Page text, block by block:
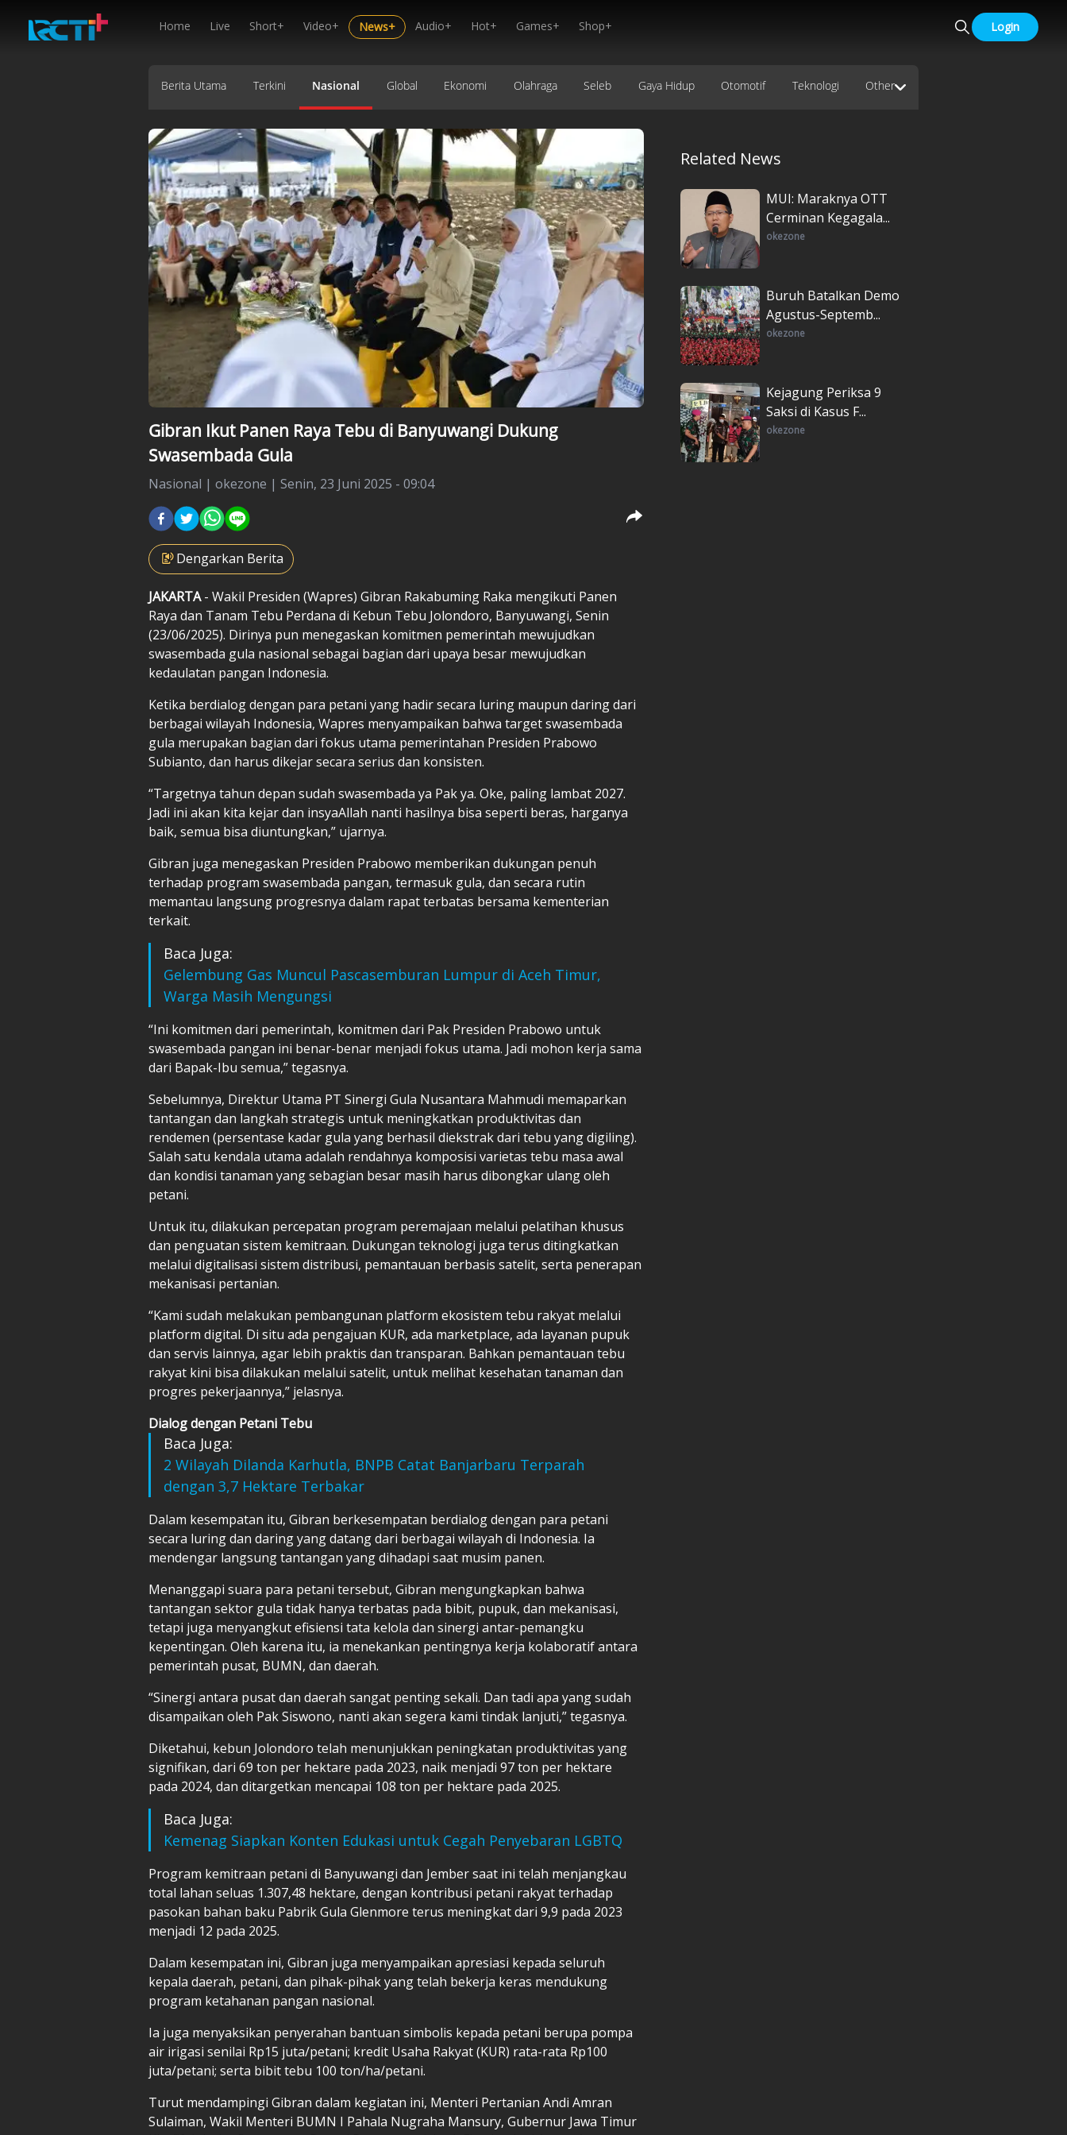
Home Live Short+ Video+ News+ Audio+ Hot+ Games+ Shop+ Login
Berita Utama Terkini Nasional Global Ekonomi Olahraga Seleb Gaya Hidup Otomotif Teknologi Other
Gibran Ikut Panen Raya Tebu di Banyuwangi Dukung
Swasembada Gula
Nasional | okezone | Senin, 23 Juni 2025 - 09:04
Dengarkan Berita
JAKARTA- Wakil Presiden (Wapres) Gibran Rakabuming Raka mengikuti Panen
Raya dan Tanam Tebu Perdana di Kebun Tebu Jolondoro, Banyuwangi, Senin
(23/06/2025). Dirinya pun menegaskan komitmen pemerintah mewujudkan
swasembada gula nasional sebagai bagian dari upaya besar mewujudkan
kedaulatan pangan Indonesia.
Ketika berdialog dengan para petani yang hadir secara luring maupun daring dari
berbagai wilayah Indonesia, Wapres menyampaikan bahwa target swasembada
gula merupakan bagian dari fokus utama pemerintahan Presiden Prabowo
Subianto, dan harus dikejar secara serius dan konsisten.
“Targetnya tahun depan sudah swasembada ya Pak ya. Oke, paling lambat 2027.
Jadi ini akan kita kejar dan insyaAllah nanti hasilnya bisa seperti beras, harganya
baik, semua bisa diuntungkan,” ujarnya.
Gibran juga menegaskan Presiden Prabowo memberikan dukungan penuh
terhadap program swasembada pangan, termasuk gula, dan secara rutin
memantau langsung progresnya dalam rapat terbatas bersama kementerian
terkait.
Baca Juga:
Gelembung Gas Muncul Pascasemburan Lumpur di Aceh Timur,
Warga Masih Mengungsi
“Ini komitmen dari pemerintah, komitmen dari Pak Presiden Prabowo untuk
swasembada pangan ini benar-benar menjadi fokus utama. Jadi mohon kerja sama
dari Bapak-Ibu semua,” tegasnya.
Sebelumnya, Direktur Utama PT Sinergi Gula Nusantara Mahmudi memaparkan
tantangan dan langkah strategis untuk meningkatkan produktivitas dan
rendemen (persentase kadar gula yang berhasil diekstrak dari tebu yang digiling).
Salah satu kendala utama adalah rendahnya komposisi varietas tebu masa awal
dan kondisi tanaman yang sebagian besar masih harus dibongkar ulang oleh
petani.
Untuk itu, dilakukan percepatan program peremajaan melalui pelatihan khusus
dan penguatan sistem kemitraan. Dukungan teknologi juga terus ditingkatkan
melalui digitalisasi sistem distribusi, pemantauan berbasis satelit, serta penerapan
mekanisasi pertanian.
“Kami sudah melakukan pembangunan platform ekosistem tebu rakyat melalui
platform digital. Di situ ada pengajuan KUR, ada marketplace, ada layanan pupuk
dan servis lainnya, agar lebih praktis dan transparan. Bahkan pemantauan tebu
rakyat kini bisa dilakukan melalui satelit, untuk melihat kesehatan tanaman dan
progres pekerjaannya,” jelasnya.
Dialog dengan Petani Tebu
Baca Juga:
2 Wilayah Dilanda Karhutla, BNPB Catat Banjarbaru Terparah
dengan 3,7 Hektare Terbakar
Dalam kesempatan itu, Gibran berkesempatan berdialog dengan para petani
secara luring dan daring yang datang dari berbagai wilayah di Indonesia. Ia
mendengar langsung tantangan yang dihadapi saat musim panen.
Menanggapi suara para petani tersebut, Gibran mengungkapkan bahwa
tantangan sektor gula tidak hanya terbatas pada bibit, pupuk, dan mekanisasi,
tetapi juga menyangkut efisiensi tata kelola dan sinergi antar-pemangku
kepentingan. Oleh karena itu, ia menekankan pentingnya kerja kolaboratif antara
pemerintah pusat, BUMN, dan daerah.
“Sinergi antara pusat dan daerah sangat penting sekali. Dan tadi apa yang sudah
disampaikan oleh Pak Siswono, nanti akan segera kami tindak lanjuti,” tegasnya.
Diketahui, kebun Jolondoro telah menunjukkan peningkatan produktivitas yang
signifikan, dari 69 ton per hektare pada 2023, naik menjadi 97 ton per hektare
pada 2024, dan ditargetkan mencapai 108 ton per hektare pada 2025.
Baca Juga:
Kemenag Siapkan Konten Edukasi untuk Cegah Penyebaran LGBTQ
Program kemitraan petani di Banyuwangi dan Jember saat ini telah menjangkau
total lahan seluas 1.307,48 hektare, dengan kontribusi petani rakyat terhadap
pasokan bahan baku Pabrik Gula Glenmore terus meningkat dari 9,9 pada 2023
menjadi 12 pada 2025.
Dalam kesempatan ini, Gibran juga menyampaikan apresiasi kepada seluruh
kepala daerah, petani, dan pihak-pihak yang telah bekerja keras mendukung
program ketahanan pangan nasional.
Ia juga menyaksikan penyerahan bantuan simbolis kepada petani berupa pompa
air irigasi senilai Rp15 juta/petani; kredit Usaha Rakyat (KUR) rata-rata Rp100
juta/petani; serta bibit tebu 100 ton/ha/petani.
Turut mendampingi Gibran dalam kegiatan ini, Menteri Pertanian Andi Amran
Sulaiman, Wakil Menteri BUMN I Pahala Nugraha Mansury, Gubernur Jawa Timur
Related News
MUI: Maraknya OTT
Cerminan Kegagala...
okezone
Buruh Batalkan Demo
Agustus-Septemb...
okezone
Kejagung Periksa 9
Saksi di Kasus F...
okezone